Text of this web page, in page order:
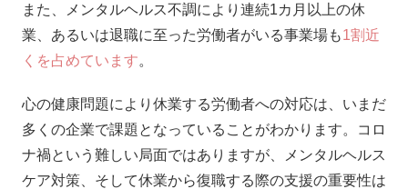
また、メンタルヘルス不調により連続1カ月以上の休
業、あるいは退職に至った労働者がいる事業場も1割近
くを占めています。
心の健康問題により休業する労働者への対応は、いまだ
多くの企業で課題となっていることがわかります。コロ
ナ禍という難しい局面ではありますが、メンタルヘルス
ケア対策、そして休業から復職する際の支援の重要性は